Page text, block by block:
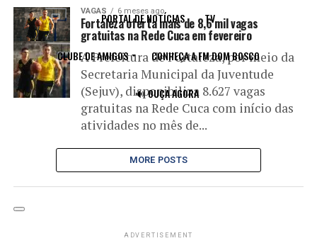
PORTAL DE NOTÍCIAS TV
CLUBE DE AMIGOS CONHEÇA A FM DOM BOSCO
🔊 OUÇA AGORA
VAGAS 6 meses ago
Fortaleza oferta mais de 8,6 mil vagas
gratuitas na Rede Cuca em fevereiro
A Prefeitura de Fortaleza, por meio da
Secretaria Municipal da Juventude
(Sejuv), disponibiliza 8.627 vagas
gratuitas na Rede Cuca com início das
atividades no mês de...
MORE POSTS
ADVERTISEMENT